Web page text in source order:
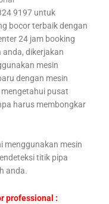
9197 untuk
bocor terbaik dengan
24 jam booking
anda, dikerjakan
mesin
dengan mesin
pusat
harus membongkar
menggunakan mesin
titik pipa
anda.
professional :